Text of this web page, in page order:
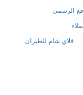
الرسمي
فلاي شام للطيران